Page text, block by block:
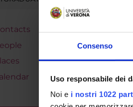
Consenso
Uso responsabile dei
Noi e i nostri 1022